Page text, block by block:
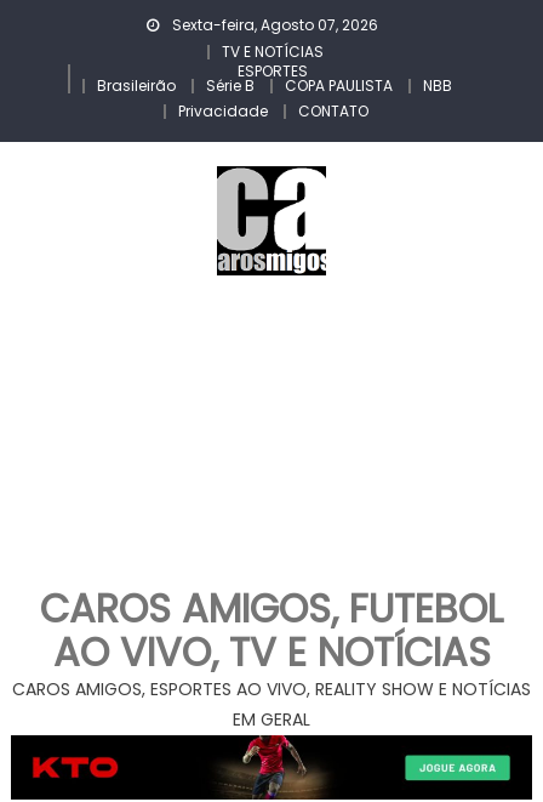
Sexta-feira, Agosto 07, 2026
TV E NOTÍCIAS
ESPORTES
Brasileirão Série B COPA PAULISTA
NBB
Privacidade
CONTATO
CAROS AMIGOS, FUTEBOL
AO VIVO, TV E NOTÍCIAS
CAROS AMIGOS, ESPORTES AO VIVO, REALITY SHOW E NOTÍCIAS
EM GERAL